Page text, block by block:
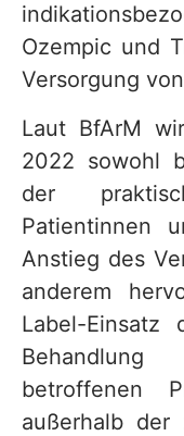
Ozempic und
Versorgung
Laut BfArM
2022 sowohl
der
Patientinnen
Anstieg des
anderem
Label-
betroffenen
außerhalb der